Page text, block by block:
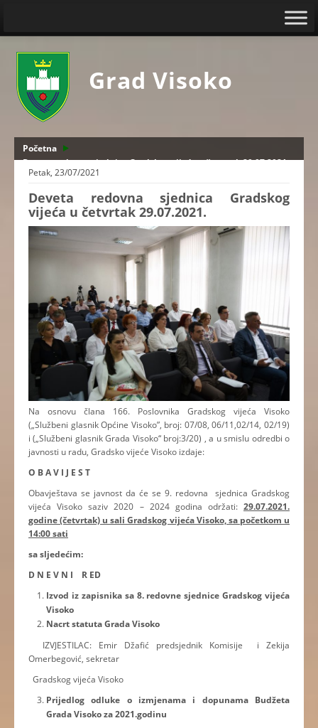
Grad Visoko
Početna
Deveta redovna sjednica Gradskog vijeća u četvrtak 29.07.2021.
Petak, 23/07/2021
Deveta redovna sjednica Gradskog
vijeća u četvrtak 29.07.2021.
Na osnovu člana 166. Poslovnika Gradskog vijeća Visoko
(„Službeni glasnik Općine Visoko”, broj: 07/08, 06/11,02/14, 02/19)
i („Službeni glasnik Grada Visoko“ broj:3/20) , a u smislu odredbi o
javnosti u radu, Gradsko vijeće Visoko izdaje:
O B A V I J E S T
Obavještava se javnost da će se 9. redovna
sjednica Gradskog
vijeća Visoko saziv 2020 – 2024 godina održati: 29.07.2021.
godine (četvrtak) u sali Gradskog vijeća Visoko, sa početkom u
14:00 sati
sa sljedećim:
D N E V N I R ED
Izvod iz zapisnika sa 8. redovne sjednice Gradskog vijeća
Visoko
Nacrt statuta Grada Visoko
IZVJESTILAC: Emir Džafić predsjednik Komisije i Zekija
Omerbegović, sekretar
Gradskog vijeća Visoko
Prijedlog odluke o izmjenama i dopunama Budžeta
Grada Visoko za 2021.godinu